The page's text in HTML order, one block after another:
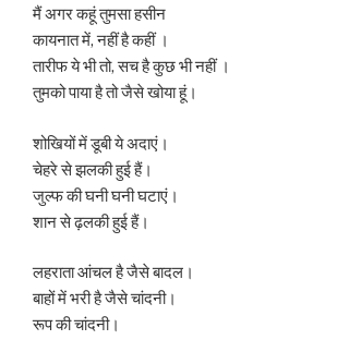
मैं अगर कहूं तुमसा हसीन
कायनात में, नहीं है कहीं ।
तारीफ ये भी तो, सच है कुछ भी नहीं ।
तुमको पाया है तो जैसे खोया हूं।
शोखियों में डूबी ये अदाएं।
चेहरे से झलकी हुई हैं।
जुल्फ की घनी घनी घटाएं।
शान से ढ़लकी हुई हैं।
लहराता आंचल है जैसे बादल।
बाहों में भरी है जैसे चांदनी।
रूप की चांदनी।